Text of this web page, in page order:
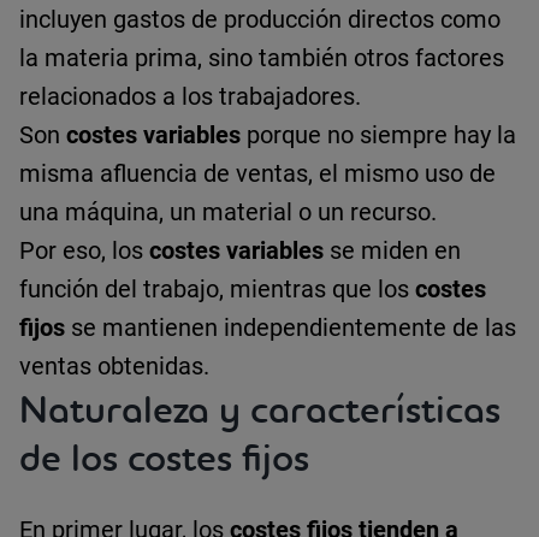
incluyen gastos de producción directos como
la materia prima, sino también otros factores
relacionados a los trabajadores.
Son costes variables porque no siempre hay la
misma afluencia de ventas, el mismo uso de
una máquina, un material o un recurso.
Por eso, los costes variables se miden en
función del trabajo, mientras que los costes
fijos se mantienen independientemente de las
ventas obtenidas.
Naturaleza y características
de los costes fijos
En primer lugar, los costes fijos tienden a